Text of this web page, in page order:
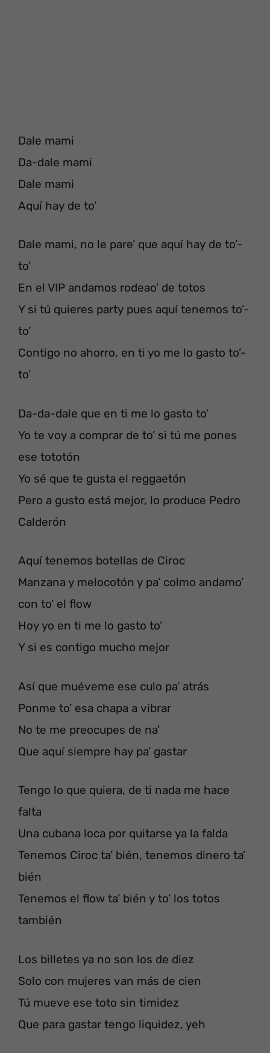
Dale mami
Da-dale mami
Dale mami
Aquí hay de to’
Dale mami, no le pare’ que aquí hay de to’-
to’
En el VIP andamos rodeao’ de totos
Y si tú quieres party pues aquí tenemos to’-
to’
Contigo no ahorro, en ti yo me lo gasto to’-
to’
Da-da-dale que en ti me lo gasto to’
Yo te voy a comprar de to’ si tú me pones
ese tototón
Yo sé que te gusta el reggaetón
Pero a gusto está mejor, lo produce Pedro
Calderón
Aquí tenemos botellas de Ciroc
Manzana y melocotón y pa’ colmo andamo’
con to’ el flow
Hoy yo en ti me lo gasto to’
Y si es contigo mucho mejor
Así que muéveme ese culo pa’ atrás
Ponme to’ esa chapa a vibrar
No te me preocupes de na’
Que aquí siempre hay pa’ gastar
Tengo lo que quiera, de ti nada me hace
falta
Una cubana loca por quitarse ya la falda
Tenemos Ciroc ta’ bién, tenemos dinero ta’
bién
Tenemos el flow ta’ bién y to’ los totos
también
Los billetes ya no son los de diez
Solo con mujeres van más de cien
Tú mueve ese toto sin timidez
Que para gastar tengo liquidez, yeh